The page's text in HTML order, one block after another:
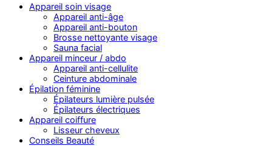
Appareil soin visage
Appareil anti-âge
Appareil anti-bouton
Brosse nettoyante visage
Sauna facial
Appareil minceur / abdo
Appareil anti-cellulite
Ceinture abdominale
Épilation féminine
Épilateurs lumière pulsée
Épilateurs électriques
Appareil coiffure
Lisseur cheveux
Conseils Beauté